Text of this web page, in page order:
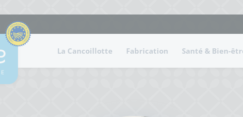
La Cancoillotte Fabrication Santé & Bien-